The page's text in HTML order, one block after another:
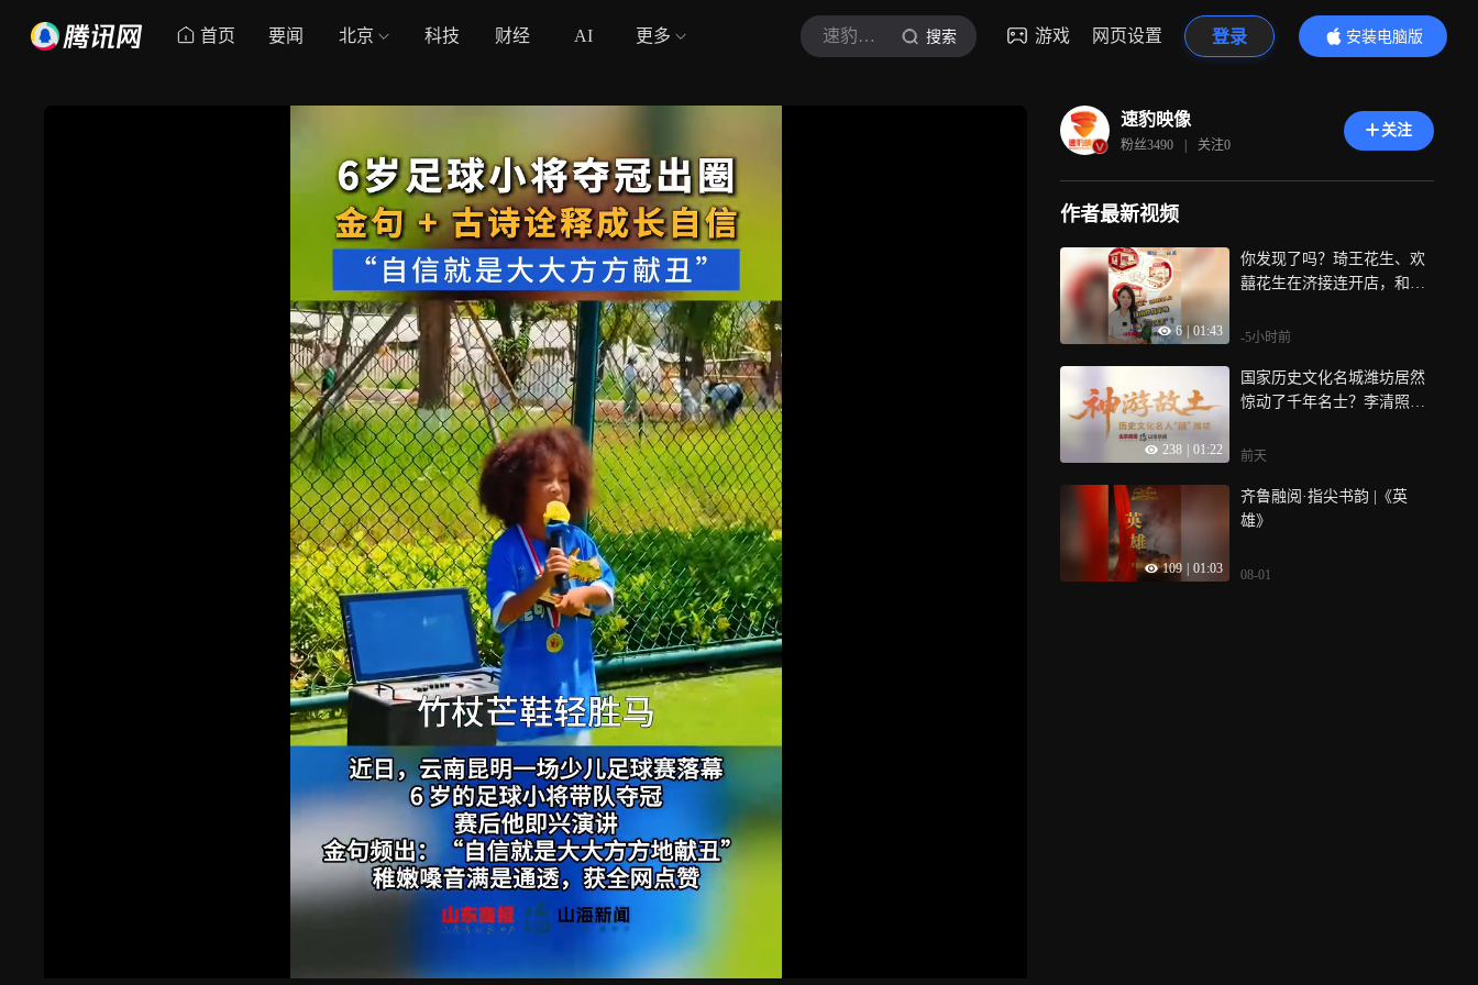
首页 要闻 北京 科技 财经 AI 更多 速豹映像 搜索 游戏 网页设置 登录
安装电脑版
内容更精彩
速豹映像
粉丝3490 | 关注0
关注
作者最新视频
6 01:43
你发现了吗？琦王花生、欢
囍花生在济接连开店，和薛
来品牌大举北上抢占市场，
牌调整扩张节奏，三家炒货
品牌正面较量，你平时更爱
-5小时前
238 01:22
国家历史文化名城潍坊居然
惊动了千年名士？李清照与
与辛弃疾斗风筝……名士组
的故土之行就此开启！山东
商报城市文旅系列AI视频首
坊
前天
109 01:03
齐鲁融阅·指尖书韵 |《英
雄》
08-01